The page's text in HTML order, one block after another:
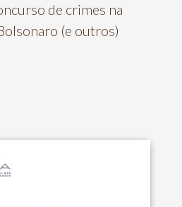
de crimes na
(e outros)